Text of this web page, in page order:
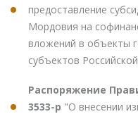
предоставление
Мордовия на
вложений в объекты
субъектов
Распоряжение
3533-р "О внесении